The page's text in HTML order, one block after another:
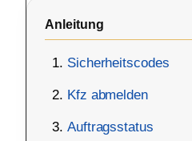
Anleitung
Sicherheitscodes
Kfz abmelden
Auftragsstatus